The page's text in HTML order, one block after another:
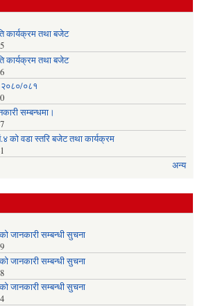
कार्यक्रम तथा बजेट
कार्यक्रम तथा बजेट
२०८०/०८१
सम्बन्धमा।
को वडा स्तरि बजेट तथा कार्यक्रम
अन्य
जानकारी सम्बन्धी सुचना
जानकारी सम्बन्धी सुचना
जानकारी सम्बन्धी सुचना